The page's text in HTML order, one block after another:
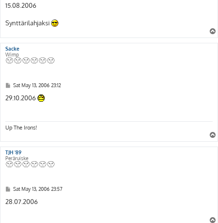
s
t
15.08.2006
Synttärilahjaksi
Sacke
Wimp
P
s
Sat May 13, 2006 23:12
29.10.2006
Up The Irons!
TJH '89
Peräruiske
P
s
t
Sat May 13, 2006 23:57
28.07.2006